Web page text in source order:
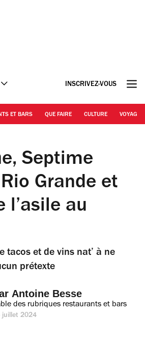
INSCRIVEZ-VOUS
ET BARS QUE FAIRE CULTURE VOYAGE
Septime
Grande et
l’asile au
tacos et de vins nat’ à ne
prétexte
Antoine Besse
des rubriques restaurants et bars
juillet 2024